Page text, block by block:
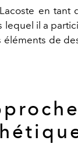
en
lequel il a
de